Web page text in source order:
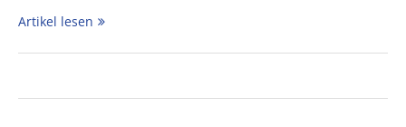
Artikel lesen